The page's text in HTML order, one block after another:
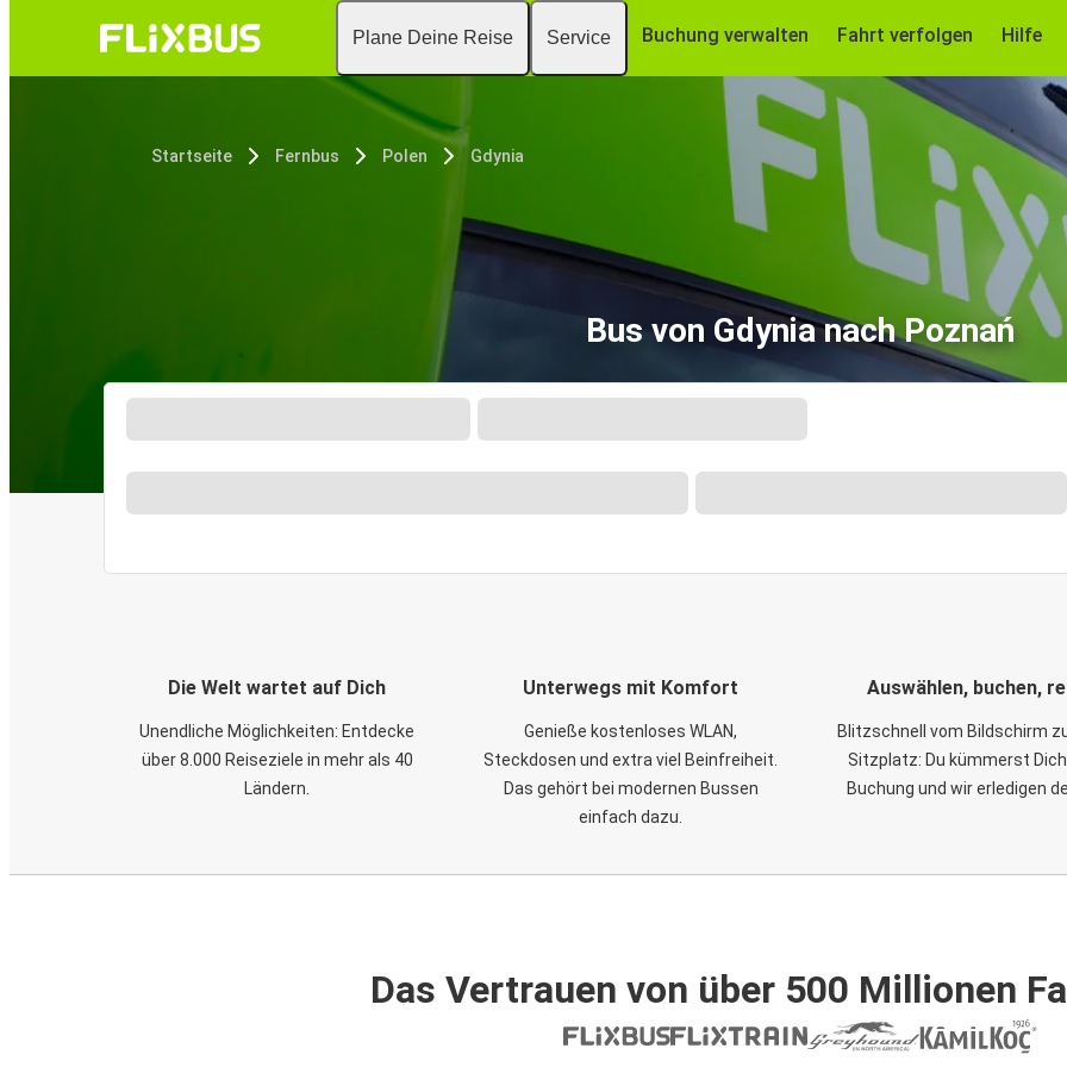
Plane Deine Reise Service Buchung verwalten Fahrt verfolgen Hilfe
Startseite Fernbus Polen Gdynia
Bus von Gdynia nach Poznań
Die Welt wartet auf Dich
Unendliche Möglichkeiten: Entdecke
über 8.000 Reiseziele in mehr als 40
Ländern.
Unterwegs mit Komfort
Genieße kostenloses WLAN,
Steckdosen und extra viel Beinfreiheit.
Das gehört bei modernen Bussen
einfach dazu.
Auswählen, buchen,
Blitzschnell vom Bildschirm
Sitzplatz: Du kümmerst
Buchung und wir erledigen
Das Vertrauen von über 500 Millionen